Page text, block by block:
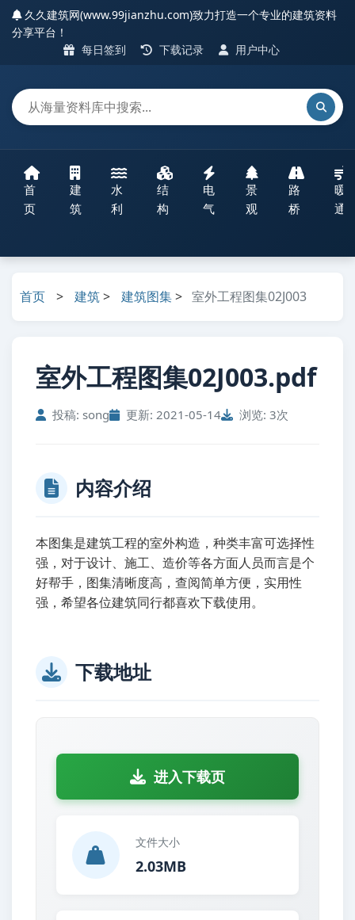
久久建筑网(www.99jianzhu.com)致力打造一个专业的建筑资料
分享平台！
每日签到
下载记录 用户中心
首
页
建
筑
水
利
结
构
电
气
景
观
路
桥
暖
通
首页 > 建筑> 建筑图集> 室外工程图集02J003
室外工程图集02J003.pdf
投稿: song 更新: 2021-05-14 浏览: 3次
内容介绍
本图集是建筑工程的室外构造，种类丰富可选择性
强，对于设计、施工、造价等各方面人员而言是个
好帮手，图集清晰度高，查阅简单方便，实用性
强，希望各位建筑同行都喜欢下载使用。
下载地址
进入下载页
文件大小
2.03MB